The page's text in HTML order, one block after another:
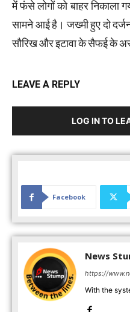
में फंसे लोगों को बाहर निकाला
सामने आई है। जख्मी हुए दो
सौरिख और इटावा के सैफई के
LEAVE A REPLY
LOG IN TO
Facebook
News
https://
With the